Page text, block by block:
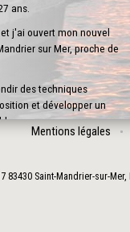
ans.
j'ai ouvert mon nouvel
sur Mer, proche de
des techniques
et développer un
installations
Mentions légales
83430 Saint-Mandrier-sur-Mer,